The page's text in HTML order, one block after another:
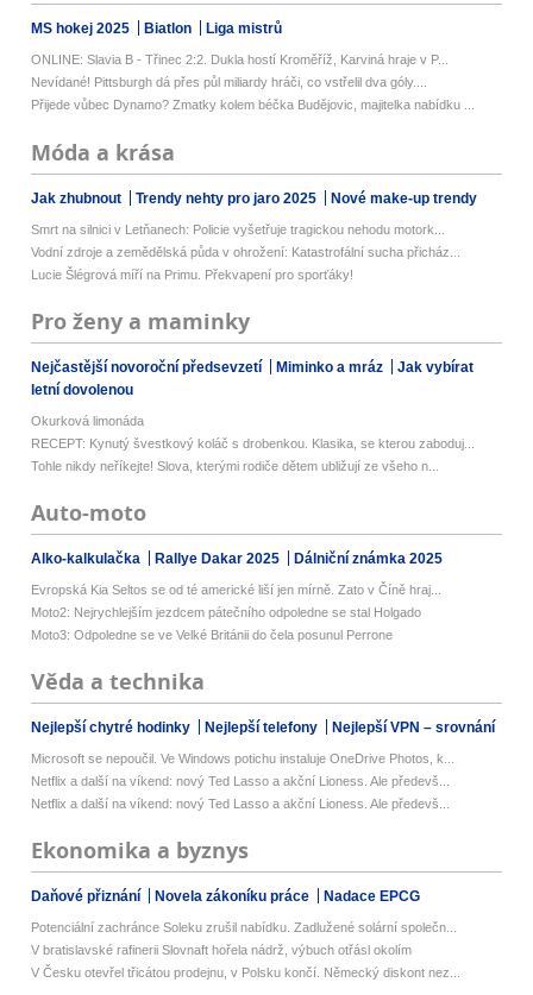
MS hokej 2025 Biatlon Liga mistrů
ONLINE: Slavia B - Třinec 2:2. Dukla hostí Kroměříž, Karviná hraje v P...
Nevídané! Pittsburgh dá přes půl miliardy hráči, co vstřelil dva góly....
Přijede vůbec Dynamo? Zmatky kolem béčka Budějovic, majitelka nabídku ...
Móda a krása
Jak zhubnout Trendy nehty pro jaro 2025 Nové make-up trendy
Smrt na silnici v Letňanech: Policie vyšetřuje tragickou nehodu motork...
Vodní zdroje a zemědělská půda v ohrožení: Katastrofální sucha přicház...
Lucie Šlégrová míří na Primu. Překvapení pro sporťáky!
Pro ženy a maminky
Nejčastější novoroční předsevzetí Miminko a mráz
Jak vybírat
letní dovolenou
Okurková limonáda
RECEPT: Kynutý švestkový koláč s drobenkou. Klasika, se kterou zaboduj...
Tohle nikdy neříkejte! Slova, kterými rodiče dětem ubližují ze všeho n...
Auto-moto
Alko-kalkulačka Rallye Dakar 2025 Dálniční známka 2025
Evropská Kia Seltos se od té americké liší jen mírně. Zato v Číně hraj...
Moto2: Nejrychlejším jezdcem pátečního odpoledne se stal Holgado
Moto3: Odpoledne se ve Velké Británii do čela posunul Perrone
Věda a technika
Nejlepší chytré hodinky Nejlepší telefony Nejlepší VPN – srovnání
Microsoft se nepoučil. Ve Windows potichu instaluje OneDrive Photos, k...
Netflix a další na víkend: nový Ted Lasso a akční Lioness. Ale předevš...
Netflix a další na víkend: nový Ted Lasso a akční Lioness. Ale předevš...
Ekonomika a byznys
Daňové přiznání Novela zákoníku práce Nadace EPCG
Potenciální zachránce Soleku zrušil nabídku. Zadlužené solární společn...
V bratislavské rafinerii Slovnaft hořela nádrž, výbuch otřásl okolím
V Česku otevřel třicátou prodejnu, v Polsku končí. Německý diskont nez...